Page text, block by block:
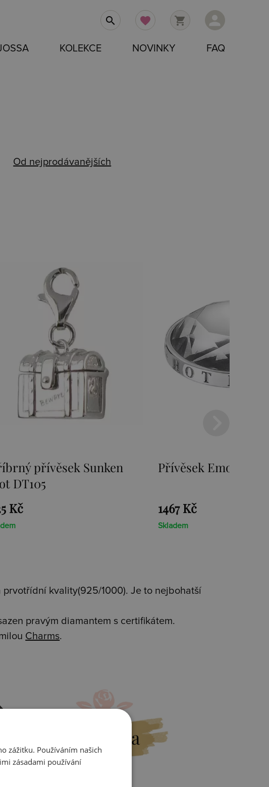
person
shopping_cart
favorite
search
KOLEKCE NOVINKY FAQ
Od nejprodávanějších
přívěsek Sunken
Přívěsek Emozioni Ice
1467 Kč
Skladem
kvality(925/1000). Je to nejbohatší
pravým diamantem s certifikátem.
Charms.
Výměna
zážitku. Používáním našich
zásadami používání